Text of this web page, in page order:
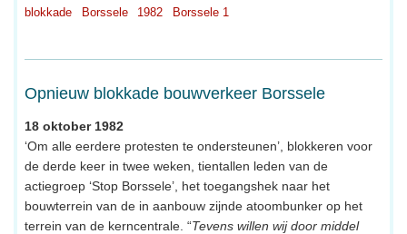
blokkade
Borssele 1982 Borssele 1
Opnieuw blokkade bouwverkeer Borssele
18 oktober 1982
‘Om alle eerdere protesten te ondersteunen’, blokkeren voor
de derde keer in twee weken, tientallen leden van de
actiegroep ‘Stop Borssele’, het toegangshek naar het
bouwterrein van de in aanbouw zijnde atoombunker op het
terrein van de kerncentrale. “Tevens willen wij door middel